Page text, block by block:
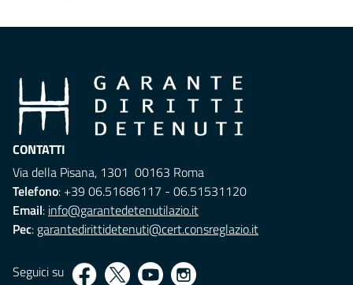
CONTATTI
Via della Pisana, 1301 00163 Roma
Telefono: +39 06.51686117 - 06.51531120
Email: info@garantedetenutilazio.it
Pec: garantedirittidetenuti@cert.consreglazio.it
Seguici su